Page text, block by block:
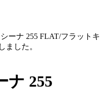
シーナ 255 FLAT/フラットキ
ました。
ナ 255